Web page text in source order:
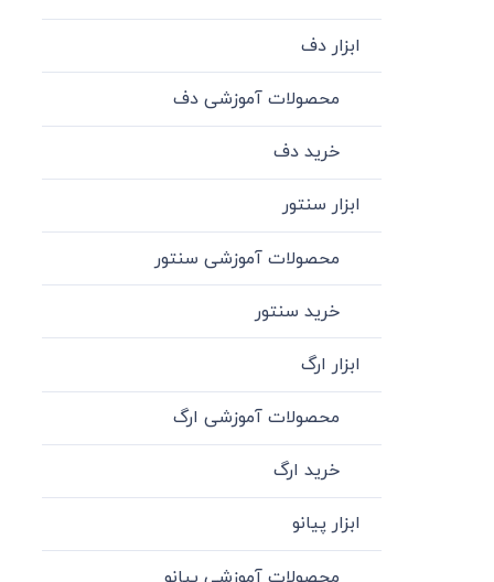
ابزار دف
محصولات آموزشی دف
خرید دف
ابزار سنتور
محصولات آموزشی سنتور
خرید سنتور
ابزار ارگ
محصولات آموزشی ارگ
خرید ارگ
ابزار پیانو